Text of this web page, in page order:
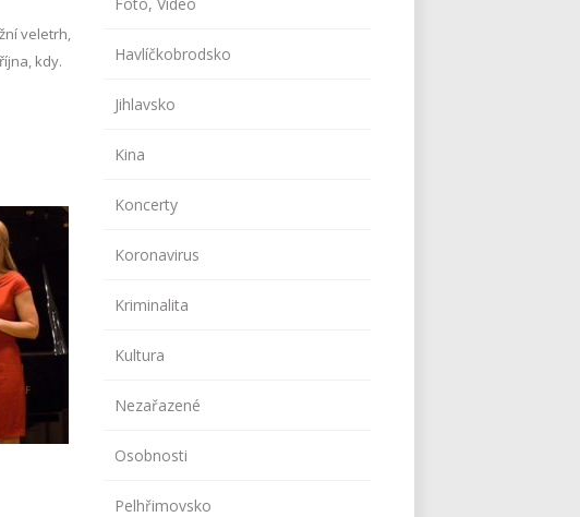
veletrh,
kdy.
Havlíčkobrodsko
Jihlavsko
Kina
Koncerty
Koronavirus
Kriminalita
Kultura
Nezařazené
Osobnosti
Pelhřimovsko